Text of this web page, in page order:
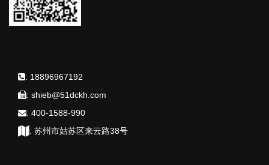
: 18896967192
: shieb@51dckh.com
: 400-1588-990
: 苏州市姑苏区来云路38号